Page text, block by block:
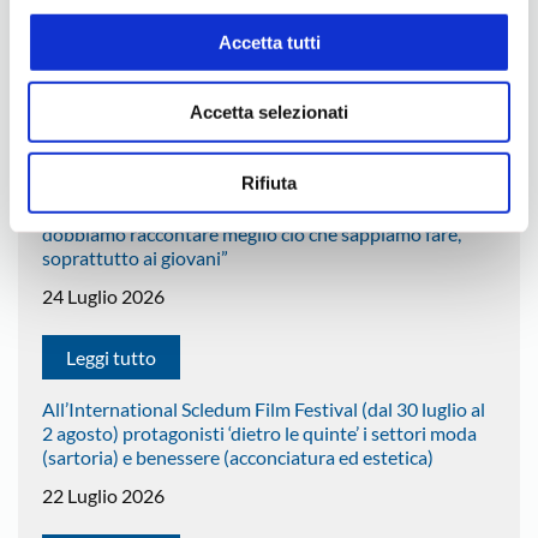
Accetta tutti
Accetta selezionati
Rifiuta
Leggi tutto
Sostanziale stabilità dell’occupazione nell’artigianato
vicentino. I dati del I semestre 2026 registrano una
variazione del -0,2% Cavion: “Dinamiche di varia
natura influenzano i numeri. Una cosa rimane chiara:
dobbiamo raccontare meglio ciò che sappiamo fare,
soprattutto ai giovani”
24 Luglio 2026
Leggi tutto
All’International Scledum Film Festival (dal 30 luglio al
2 agosto) protagonisti ‘dietro le quinte’ i settori moda
(sartoria) e benessere (acconciatura ed estetica)
22 Luglio 2026